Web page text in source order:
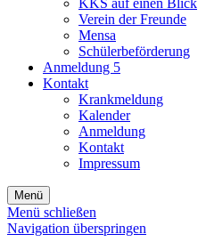
KKS auf einen Blick
Verein der Freunde
Mensa
Schülerbeförderung
Anmeldung 5
Kontakt
Krankmeldung
Kalender
Anmeldung
Kontakt
Impressum
Menü
Menü schließen
Navigation überspringen